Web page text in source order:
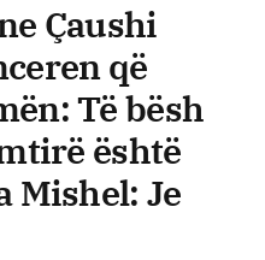
Çaushi
që
Të bësh
është
Mishel: Je